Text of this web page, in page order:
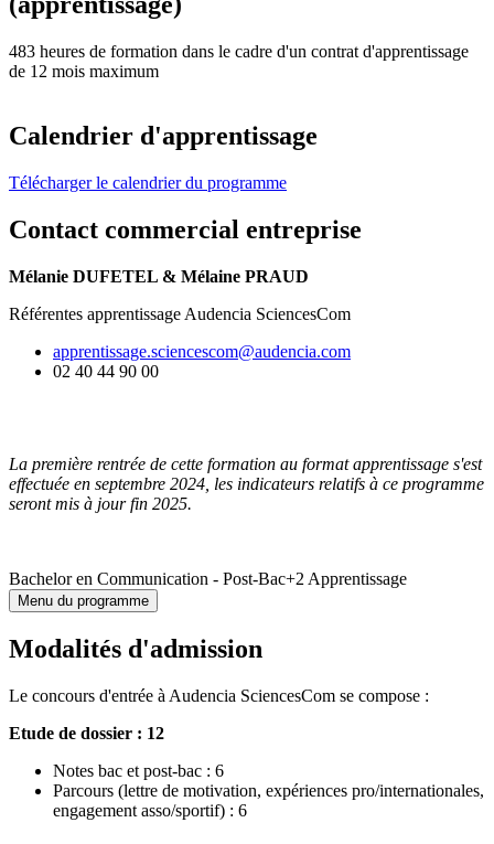
483 heures de formation dans le cadre d'un contrat d'apprentissage
de 12 mois maximum
Calendrier d'apprentissage
Télécharger le calendrier du programme
Contact commercial entreprise
Mélanie DUFETEL & Mélaine PRAUD
Référentes apprentissage Audencia SciencesCom
apprentissage.sciencescom@audencia.com
02 40 44 90 00
La première rentrée de cette formation au format apprentissage s'est
effectuée en septembre 2024, les indicateurs relatifs à ce programme
seront mis à jour fin 2025.
Bachelor en Communication - Post-Bac+2 Apprentissage
Menu du programme
Modalités d'admission
Le concours d'entrée à Audencia SciencesCom se compose :
Etude de dossier : 12
Notes bac et post-bac : 6
Parcours (lettre de motivation, expériences pro/internationales,
engagement asso/sportif) : 6